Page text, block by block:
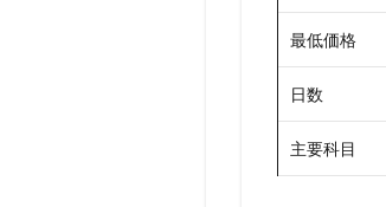
最低価格
日数
主要科目